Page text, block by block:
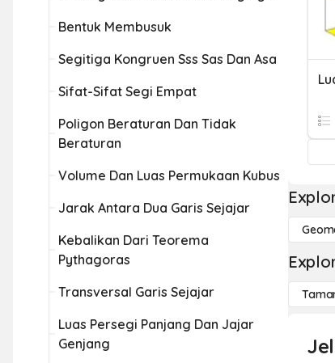
Bentuk Membusuk
Segitiga Kongruen Sss Sas Dan Asa
Sifat-Sifat Segi Empat
Poligon Beraturan Dan Tidak
Beraturan
Volume Dan Luas Permukaan Kubus
Jarak Antara Dua Garis Sejajar
Kebalikan Dari Teorema
Pythagoras
Transversal Garis Sejajar
Luas Persegi Panjang Dan Jajar
Genjang